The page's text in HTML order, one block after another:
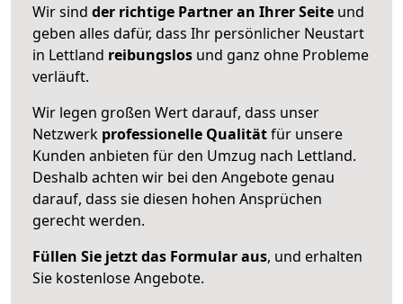
Wir sind der richtige Partner an Ihrer Seite und
geben alles dafür, dass Ihr persönlicher Neustart
in Lettland reibungslos und ganz ohne Probleme
verläuft.
Wir legen großen Wert darauf, dass unser
Netzwerk professionelle Qualitätfür unsere
Kunden anbieten für den Umzug nach Lettland.
Deshalb achten wir bei den Angebote genau
darauf, dass sie diesen hohen Ansprüchen
gerecht werden.
Füllen Sie jetzt das Formular aus, und erhalten
Sie kostenlose Angebote.